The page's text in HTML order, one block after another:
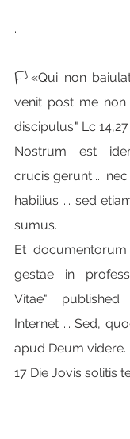
.
🏳«Qui non
venit post me non
discipulus." Lc 14,27
Nostrum est
crucis gerunt ...
habilius ... sed
sumus.
Et
gestae in
Vitae"
Internet ... Sed,
apud Deum videre.
17 Die Jovis solitis